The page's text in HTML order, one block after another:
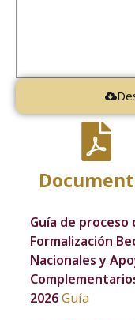
Guía de proceso
Formalización
Nacionales y
2026Guía